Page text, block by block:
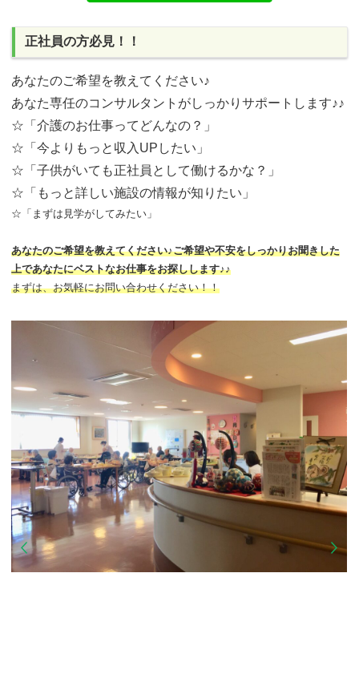
正社員の方必見！！
あなたのご希望を教えてください♪
あなた専任のコンサルタントがしっかりサポートします♪♪
☆「介護のお仕事ってどんなの？」
☆「今よりもっと収入UPしたい」
☆「子供がいても正社員として働けるかな？」
☆「もっと詳しい施設の情報が知りたい」
☆「まずは見学がしてみたい」
あなたのご希望を教えてください♪ご希望や不安をしっかりお聞きした
上であなたにベストなお仕事をお探しします♪♪
まずは、お気軽にお問い合わせください！！